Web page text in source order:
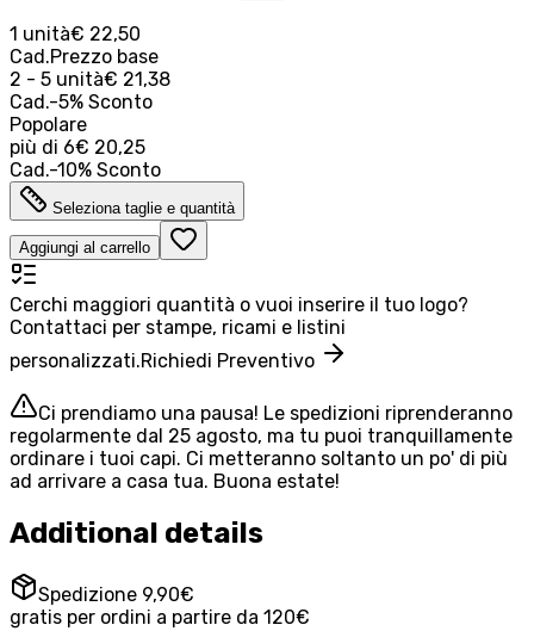
1 unità€ 22,50
Cad.Prezzo base
2 - 5 unità€ 21,38
Cad.-5% Sconto
Popolare
più di 6€ 20,25
Cad.-10% Sconto
Seleziona taglie e quantità
Aggiungi al carrello
Cerchi maggiori quantità o vuoi inserire il tuo logo?
Contattaci per stampe, ricami e listini
personalizzati.Richiedi Preventivo
Ci prendiamo una pausa! Le spedizioni riprenderanno
regolarmente dal 25 agosto, ma tu puoi tranquillamente
ordinare i tuoi capi. Ci metteranno soltanto un po' di più
ad arrivare a casa tua. Buona estate!
Additional details
Spedizione 9,90€
gratis per ordini a partire da 120€